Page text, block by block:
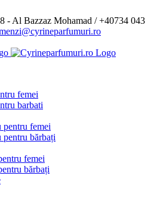
- Al Bazzaz Mohamad / +40734 043
femei
barbati
pentru femei
pentru bărbați
femei
bărbați